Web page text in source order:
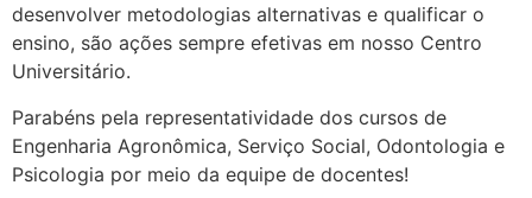
desenvolver metodologias alternativas e qualificar o
ensino, são ações sempre efetivas em nosso Centro
Universitário.
Parabéns pela representatividade dos cursos de
Engenharia Agronômica, Serviço Social, Odontologia e
Psicologia por meio da equipe de docentes!